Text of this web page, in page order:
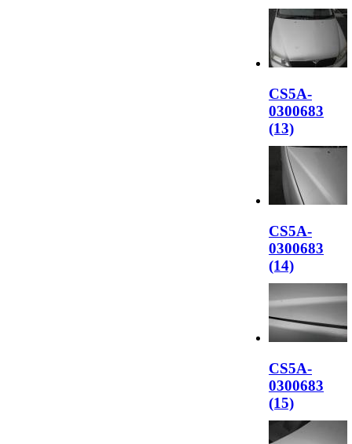
CS5A-
0300683
(13)
CS5A-
0300683
(14)
CS5A-
0300683
(15)